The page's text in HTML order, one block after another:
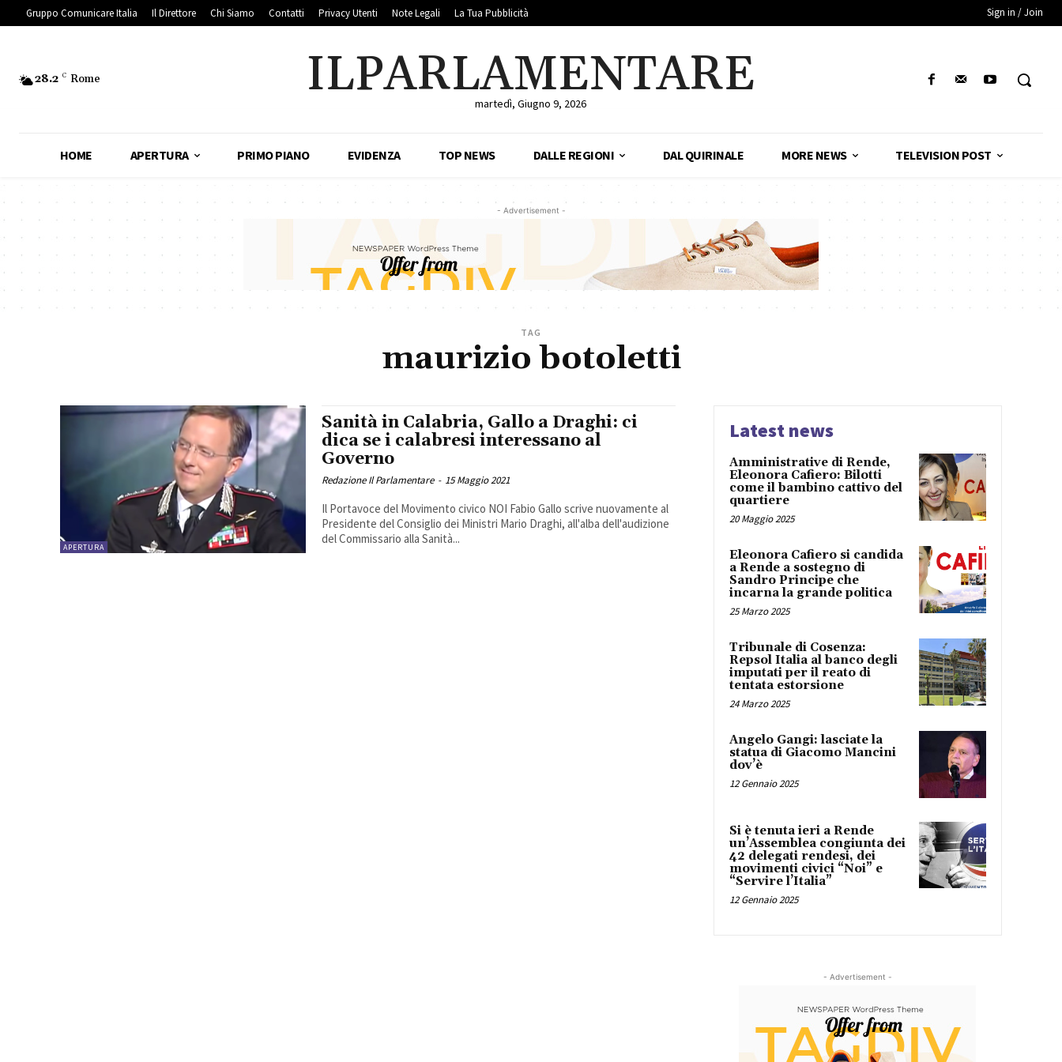
Gruppo Comunicare Italia Il Direttore Chi Siamo Contatti Privacy Utenti Note Legali La Tua Pubblicità Sign in / Join
28.2 C Rome ILPARLAMENTARE
martedì, Giugno 9, 2026
HOME APERTURA PRIMO PIANO EVIDENZA TOP NEWS DALLE REGIONI DAL QUIRINALE MORE NEWS TELEVISION POST
- Advertisement -
TAG
maurizio botoletti
APERTURA
Sanità in Calabria, Gallo a Draghi: ci
dica se i calabresi interessano al
Governo
Redazione Il Parlamentare - 15 Maggio 2021
Il Portavoce del Movimento civico NOI Fabio Gallo scrive nuovamente al
Presidente del Consiglio dei Ministri Mario Draghi, all'alba dell'audizione
del Commissario alla Sanità...
Latest news
Amministrative di Rende,
Eleonora Cafiero: Bilotti
come il bambino cattivo del
quartiere
20 Maggio 2025
Eleonora Cafiero si candida
a Rende a sostegno di
Sandro Principe che
incarna la grande politica
25 Marzo 2025
Tribunale di Cosenza:
Repsol Italia al banco degli
imputati per il reato di
tentata estorsione
24 Marzo 2025
Angelo Gangi: lasciate la
statua di Giacomo Mancini
dov’è
12 Gennaio 2025
Si è tenuta ieri a Rende
un’Assemblea congiunta dei
42 delegati rendesi, dei
movimenti civici “Noi” e
“Servire l’Italia”
12 Gennaio 2025
- Advertisement -